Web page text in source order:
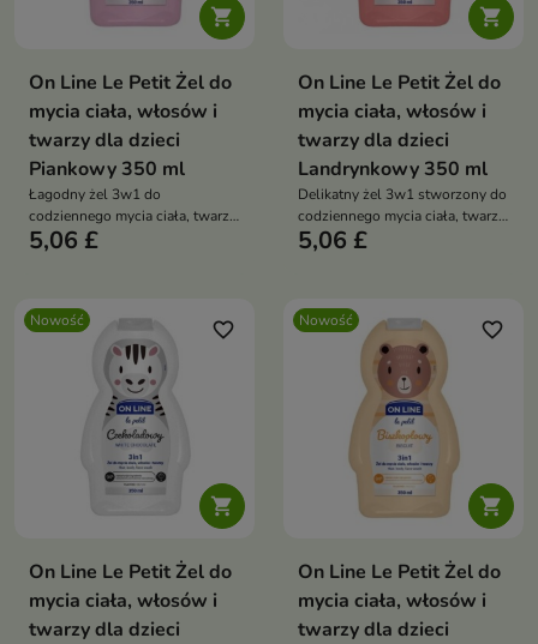

On Line Le Petit Żel do
mycia ciała, włosów i
twarzy dla dzieci
Piankowy 350 ml
Łagodny żel 3w1 do
codziennego mycia ciała, twarzy
i włosów dzieci.
5,06 £

On Line Le Petit Żel do
mycia ciała, włosów i
twarzy dla dzieci
Landrynkowy 350 ml
Delikatny żel 3w1 stworzony do
codziennego mycia ciała, twarzy
i włosów dzieci.
5,06 £
Nowość

favorite_border
On Line Le Petit Żel do
mycia ciała, włosów i
twarzy dla dzieci
Nowość

favorite_border
On Line Le Petit Żel do
mycia ciała, włosów i
twarzy dla dzieci